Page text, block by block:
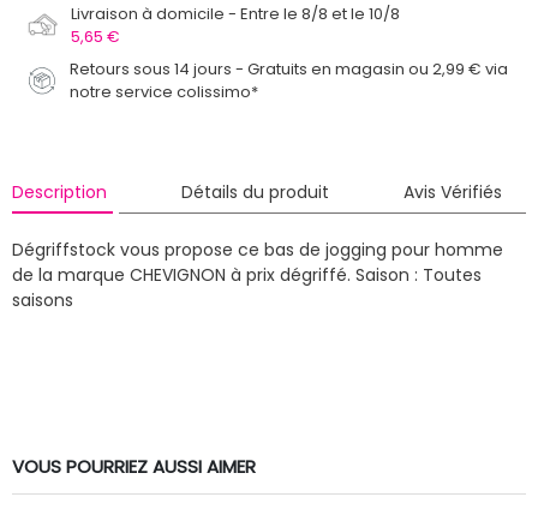
Livraison à domicile
Entre le 8/8 et le 10/8
5,65 €
Retours sous 14 jours - Gratuits en magasin ou 2,99 € via
notre service colissimo*
Description Détails du produit Avis Vérifiés
Dégriffstock vous propose ce bas de jogging pour homme
de la marque CHEVIGNON à prix dégriffé. Saison : Toutes
saisons
VOUS POURRIEZ AUSSI AIMER